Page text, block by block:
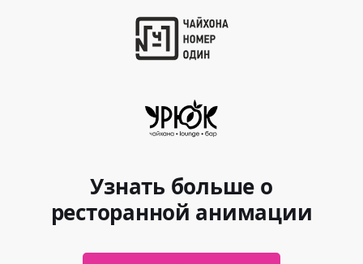
Узнать больше о
ресторанной анимации